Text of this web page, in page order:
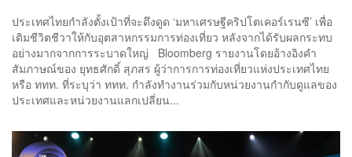
ประเทศไทยกำลังตั้งเป้าที่จะดึงดูด ‘มหาเศรษฐีคริปโตเคอร์เรนซี’ เพื่อ
เติมชีวิตชีวาให้กับอุตสาหกรรมการท่องเที่ยว หลังจากได้รับผลกระทบ
อย่างมากจากการระบาดใหญ่ Bloomberg รายงานโดยอ้างอิงคำ
สัมภาษณ์ของ ยุทธศักดิ์ สุภสร ผู้ว่าการการท่องเที่ยวแห่งประเทศไทย
หรือ ททท. ที่ระบุว่า ททท. กำลังทำงานร่วมกับหน่วยงานกำกับดูแลของ
ประเทศและหน่วยงานแลกเปลี่ยน...